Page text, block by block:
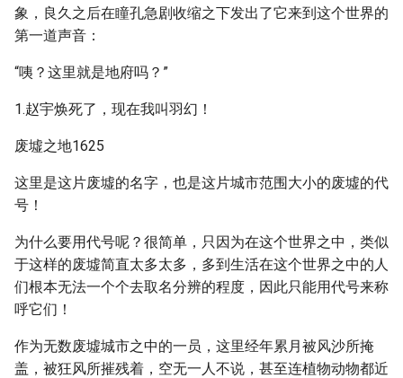
象，良久之后在瞳孔急剧收缩之下发出了它来到这个世界的
第一道声音：
“咦？这里就是地府吗？”
1.赵宇焕死了，现在我叫羽幻！
废墟之地1625
这里是这片废墟的名字，也是这片城市范围大小的废墟的代
号！
为什么要用代号呢？很简单，只因为在这个世界之中，类似
于这样的废墟简直太多太多，多到生活在这个世界之中的人
们根本无法一个个去取名分辨的程度，因此只能用代号来称
呼它们！
作为无数废墟城市之中的一员，这里经年累月被风沙所掩
盖，被狂风所摧残着，空无一人不说，甚至连植物动物都近